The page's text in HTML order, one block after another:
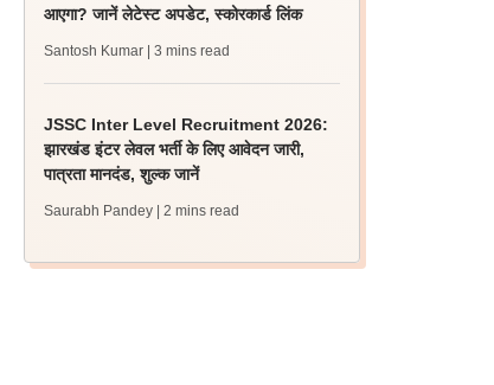
आएगा? जानें लेटेस्ट अपडेट, स्कोरकार्ड लिंक
Santosh Kumar | 3 mins read
JSSC Inter Level Recruitment 2026:
झारखंड इंटर लेवल भर्ती के लिए आवेदन जारी,
पात्रता मानदंड, शुल्क जानें
Saurabh Pandey | 2 mins read